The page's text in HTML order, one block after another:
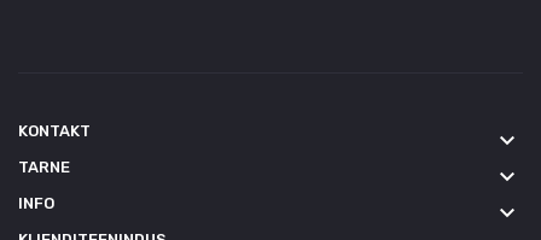
KONTAKT keyboard_arrow_down
TARNE keyboard_arrow_down
INFO keyboard_arrow_down